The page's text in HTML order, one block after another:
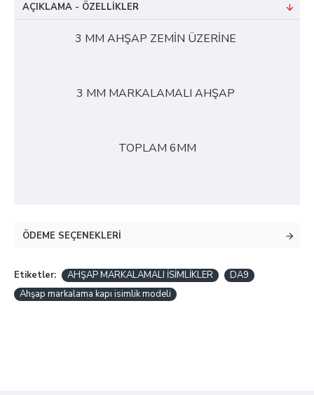
AÇIKLAMA - ÖZELLIKLER
3 MM AHŞAP ZEMİN ÜZERİNE
3 MM MARKALAMALI AHŞAP
TOPLAM 6MM
ÖDEME SEÇENEKLERI
Etiketler: AHŞAP MARKALAMALI İSİMLİKLER
DA9
Ahşap markalama kapı isimlik modeli